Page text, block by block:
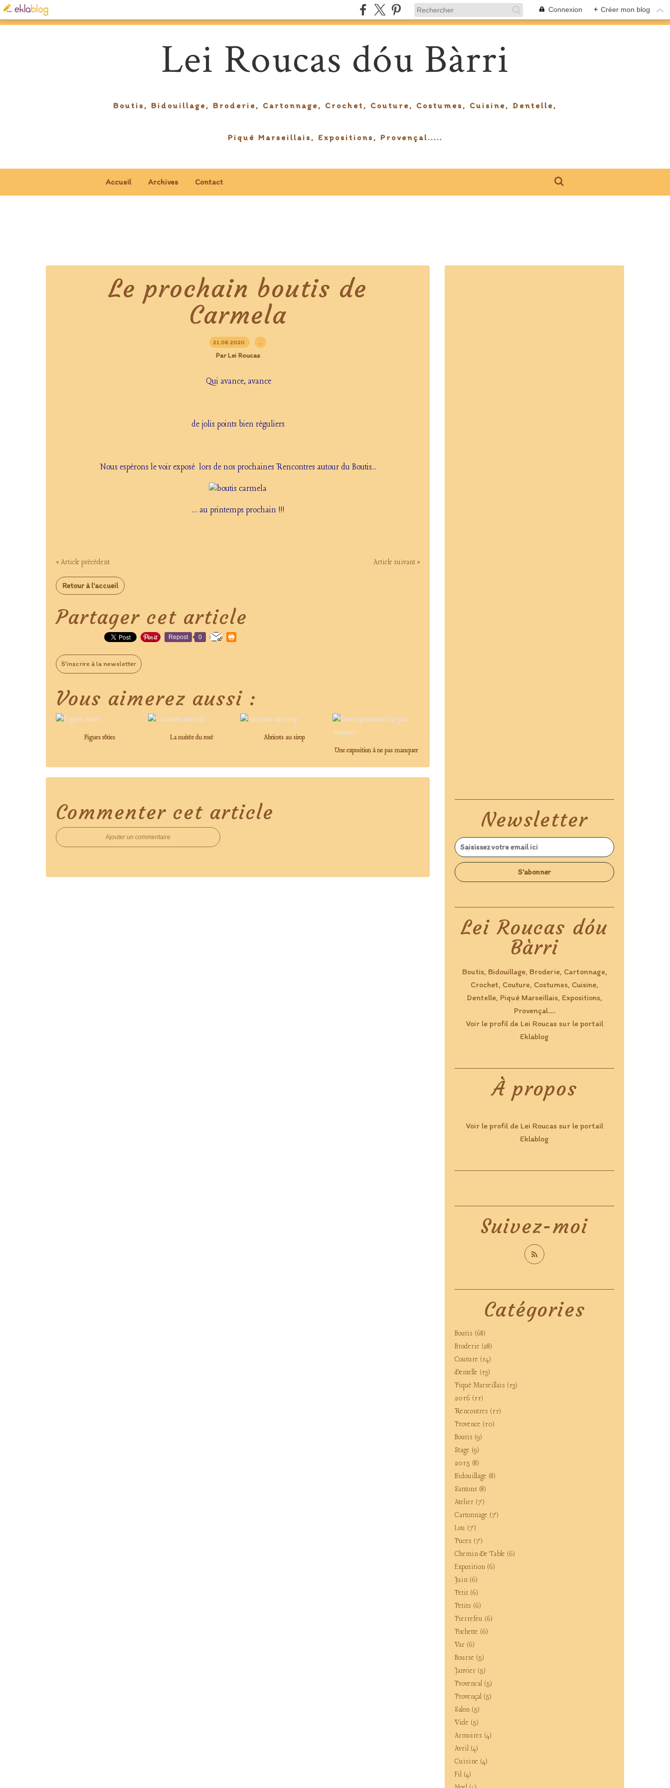
Connexion + Créer mon blog
Lei Roucas dóu Bàrri
Boutis, Bidouillage, Broderie, Cartonnage, Crochet, Couture, Costumes, Cuisine, Dentelle,
Piqué Marseillais, Expositions, Provençal.....
Accueil Archives Contact
Le prochain boutis de
Carmela
21.08.2020 …
Par Lei Roucas
Qui avance, avance
de jolis points bien réguliers
Nous espérons le voir exposé lors de nos prochaines Rencontres autour du Boutis...
.... au printemps prochain !!!
« Article précédent Article suivant »
Retour à l'accueil
Partager cet article
Repost 0
S'inscrire à la newsletter
Vous aimerez aussi :
Figues rôties La nuitée du rosé
Abricots au sirop
Une exposition à ne pas manquer
Commenter cet article
Ajouter un commentaire
Newsletter
Catégories
Boutis (68)
Broderie (28)
Couture (14)
Dentelle (13)
Piqué Marseillais (13)
2016 (11)
Rencontres (11)
Provence (10)
Boutis (9)
Stage (9)
2015 (8)
Bidouillage (8)
Santons (8)
Atelier (7)
Cartonnage (7)
Lou (7)
Puces (7)
Chemin De Table (6)
Exposition (6)
Juin (6)
Petit (6)
Petits (6)
Pierrefeu (6)
Pochette (6)
Var (6)
Bourse (5)
Janvier (5)
Provencal (5)
Provençal (5)
Salon (5)
Vide (5)
Armoires (4)
Avril (4)
Cuisine (4)
Fil (4)
Lei Roucas dóu
Bàrri
Boutis, Bidouillage, Broderie, Cartonnage,
Crochet, Couture, Costumes, Cuisine,
Dentelle, Piqué Marseillais, Expositions,
Provençal.....
Voir le profil de Lei Roucassur le portail
Eklablog
Suivez-moi
À propos
Voir le profil de Lei Roucassur le portail
Eklablog